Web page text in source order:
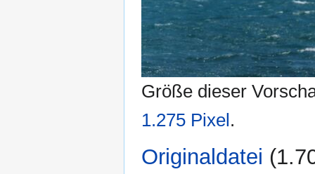
Größe dieser
1.275 Pixel.
Originaldatei